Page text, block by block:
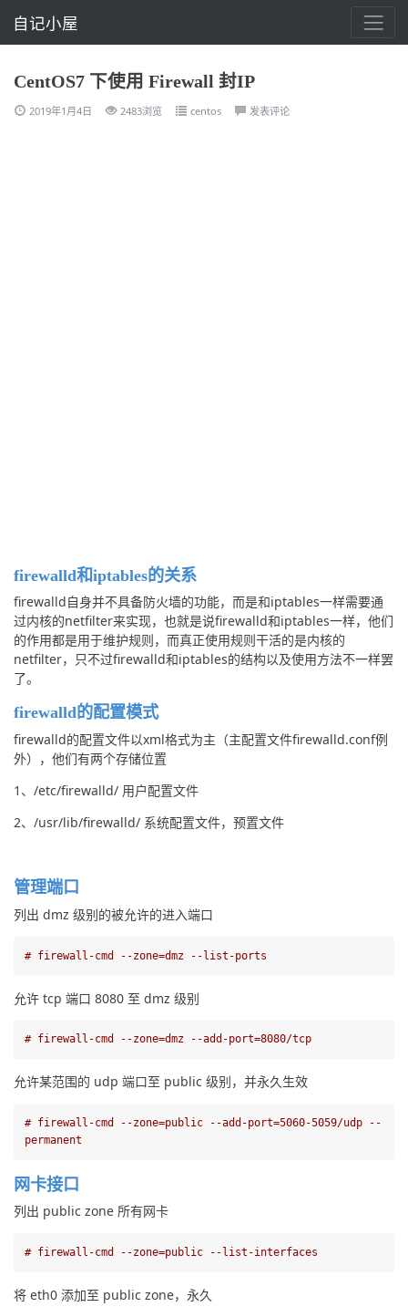
自记小屋
CentOS7 下使用 Firewall 封IP
2019年1月4日 2483浏览 centos 发表评论
firewalld和iptables的关系
firewalld自身并不具备防火墙的功能，而是和iptables一样需要通
过内核的netfilter来实现，也就是说firewalld和iptables一样，他们
的作用都是用于维护规则，而真正使用规则干活的是内核的
netfilter，只不过firewalld和iptables的结构以及使用方法不一样罢
了。
firewalld的配置模式
firewalld的配置文件以xml格式为主（主配置文件firewalld.conf例
外），他们有两个存储位置
1、/etc/firewalld/ 用户配置文件
2、/usr/lib/firewalld/ 系统配置文件，预置文件
管理端口
列出 dmz 级别的被允许的进入端口
# firewall-cmd --zone=dmz --list-ports
允许 tcp 端口 8080 至 dmz 级别
# firewall-cmd --zone=dmz --add-port=8080/tcp
允许某范围的 udp 端口至 public 级别，并永久生效
# firewall-cmd --zone=public --add-port=5060-5059/udp --
permanent
网卡接口
列出 public zone 所有网卡
# firewall-cmd --zone=public --list-interfaces
将 eth0 添加至 public zone，永久